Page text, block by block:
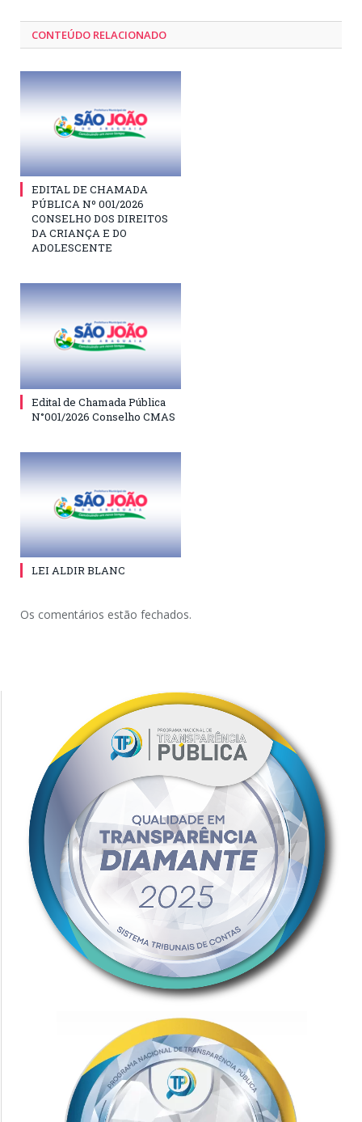
CONTEÚDO RELACIONADO
EDITAL DE CHAMADA
PÚBLICA Nº 001/2026
CONSELHO DOS DIREITOS
DA CRIANÇA E DO
ADOLESCENTE
Edital de Chamada Pública
N°001/2026 Conselho CMAS
LEI ALDIR BLANC
Os comentários estão fechados.